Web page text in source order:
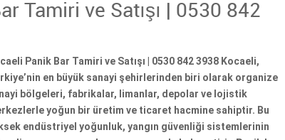
Tamiri ve Satışı | 0530 842
Panik Bar Tamiri ve Satışı | 0530 842 3938 Kocaeli,
en büyük sanayi şehirlerinden biri olarak organize
bölgeleri, fabrikalar, limanlar, depolar ve lojistik
yoğun bir üretim ve ticaret hacmine sahiptir. Bu
endüstriyel yoğunluk, yangın güvenliği sistemlerinin